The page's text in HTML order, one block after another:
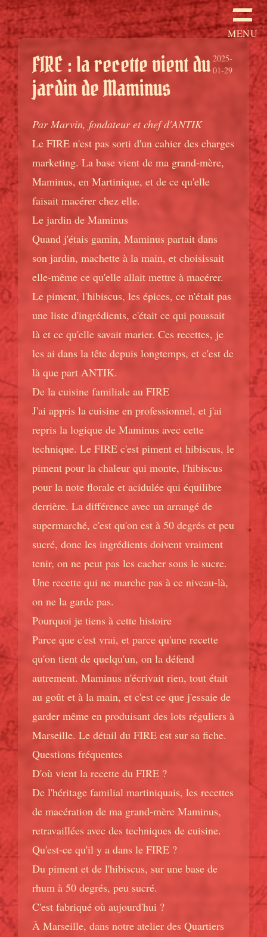
MENU
FIRE : la recette vient du
jardin de Maminus
2025-
01-29
ParMarvin, fondateur et chef d'ANTIK
Le FIRE n'est pas sorti d'un cahier des charges
marketing. La base vient de ma grand-mère,
Maminus, en Martinique, et de ce qu'elle
faisait macérer chez elle.
Le jardin de Maminus
Quand j'étais gamin, Maminus partait dans
son jardin, machette à la main, et choisissait
elle-même ce qu'elle allait mettre à macérer.
Le piment, l'hibiscus, les épices, ce n'était pas
une liste d'ingrédients, c'était ce qui poussait
là et ce qu'elle savait marier. Ces recettes, je
les ai dans la tête depuis longtemps, et c'est de
là que part ANTIK.
De la cuisine familiale au FIRE
J'ai appris la cuisine en professionnel, et j'ai
repris la logique de Maminus avec cette
technique. Le FIRE c'est piment et hibiscus, le
piment pour la chaleur qui monte, l'hibiscus
pour la note florale et acidulée qui équilibre
derrière. La différence avec un arrangé de
supermarché, c'est qu'on est à 50 degrés et peu
sucré, donc les ingrédients doivent vraiment
tenir, on ne peut pas les cacher sous le sucre.
Une recette qui ne marche pas à ce niveau-là,
on ne la garde pas.
Pourquoi je tiens à cette histoire
Parce que c'est vrai, et parce qu'une recette
qu'on tient de quelqu'un, on la défend
autrement. Maminus n'écrivait rien, tout était
au goût et à la main, et c'est ce que j'essaie de
garder même en produisant des lots réguliers à
Marseille. Le détail du FIRE est sur sa fiche.
Questions fréquentes
D'où vient la recette du FIRE ?
De l'héritage familial martiniquais, les recettes
de macération de ma grand-mère Maminus,
retravaillées avec des techniques de cuisine.
Qu'est-ce qu'il y a dans le FIRE ?
Du piment et de l'hibiscus, sur une base de
rhum à 50 degrés, peu sucré.
C'est fabriqué où aujourd'hui ?
À Marseille, dans notre atelier des Quartiers